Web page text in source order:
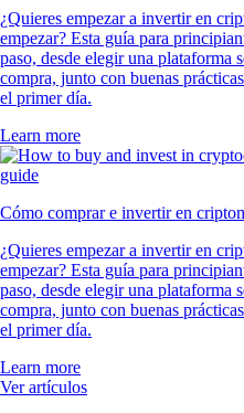
¿Quieres empezar a invertir en
empezar? Esta guía para
paso, desde elegir una plataforma
compra, junto con buenas
el primer día.
Learn more
Cómo comprar e invertir en
¿Quieres empezar a invertir en
empezar? Esta guía para
paso, desde elegir una plataforma
compra, junto con buenas
el primer día.
Learn more
Ver artículos